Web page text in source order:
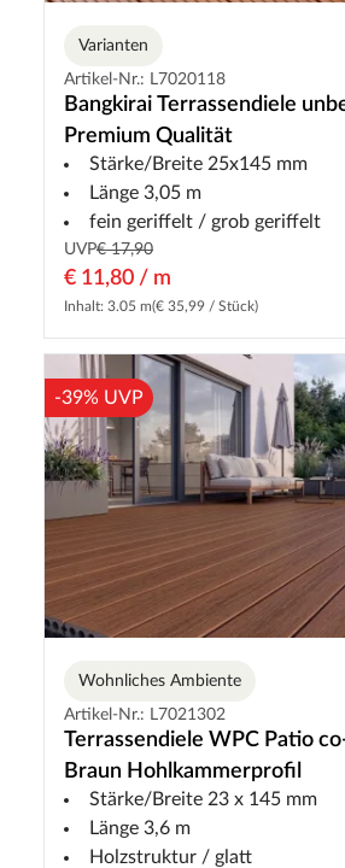
Varianten
Artikel-Nr.: L7020118
Bangkirai Terrassendiele
Premium Qualität
Stärke/Breite 25x145 mm
Länge 3,05 m
fein geriffelt / grob geriffelt
UVP€ 17,90
€ 11,80 / m
Inhalt: 3.05 m(€ 35,99 / Stück)
-39% UVP
Wohnliches Ambiente
Artikel-Nr.: L7021302
Terrassendiele WPC Patio
Braun Hohlkammerprofil
Stärke/Breite 23 x 145 mm
Länge 3,6 m
Holzstruktur / glatt